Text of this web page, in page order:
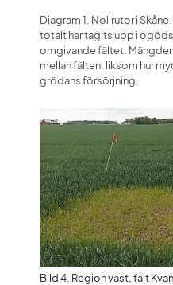
Diagram 1. Nollrutor i
totalt har tagits upp i
omgivande fältet.
mellan fälten, liksom hur
grödans försörjning.
Bild 4. Region väst, fält